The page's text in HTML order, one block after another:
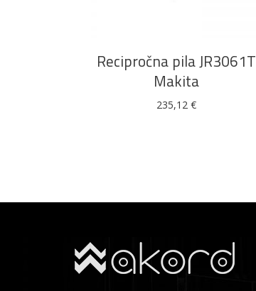
Recipročna pila JR3061T
Makita
235,12€